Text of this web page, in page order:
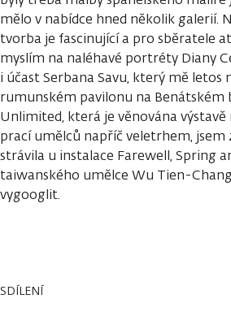
mělo v nabídce hned několik galerií.
tvorba je fascinující a pro sběratele
myslím na naléhavé portréty Diany
i účast Serbana Savu, který mě letos
rumunském pavilonu na Benátském
Unlimited, která je věnována
prací umělců napříč veletrhem, jsem
strávila u instalace Farewell, Spring
taiwanského umělce Wu Tien-
vygooglit.
SDÍLENÍ